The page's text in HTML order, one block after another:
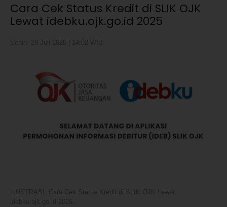
Cara Cek Status Kredit di SLIK OJK
Lewat idebku.ojk.go.id 2025